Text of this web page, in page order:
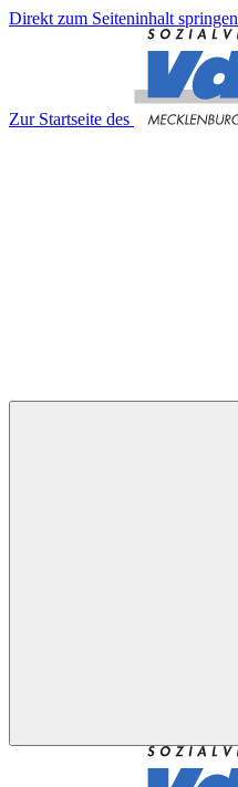
Direkt zum Seiteninhalt springen
Zur Startseite des